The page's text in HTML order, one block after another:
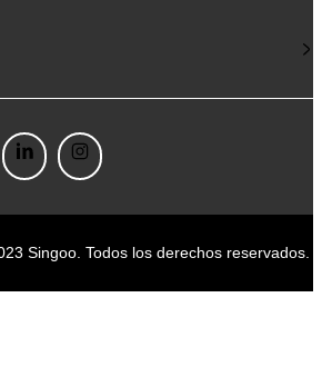
Singoo. Todos los derechos reservados.